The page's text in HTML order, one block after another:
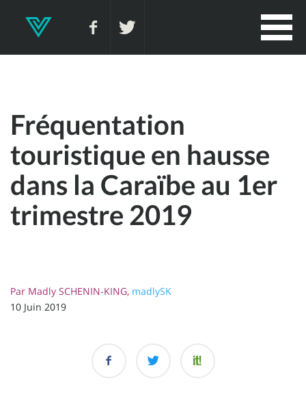
Fréquentation
touristique en hausse
dans la Caraïbe au 1er
trimestre 2019
Par Madly SCHENIN-KING, madlySK
10 Juin 2019